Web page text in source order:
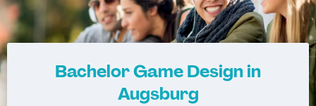
Bachelor Game Design in
Augsburg